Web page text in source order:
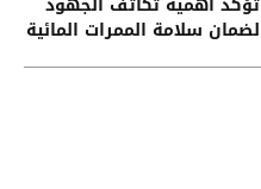
لضمان سلامة الممرات المائية